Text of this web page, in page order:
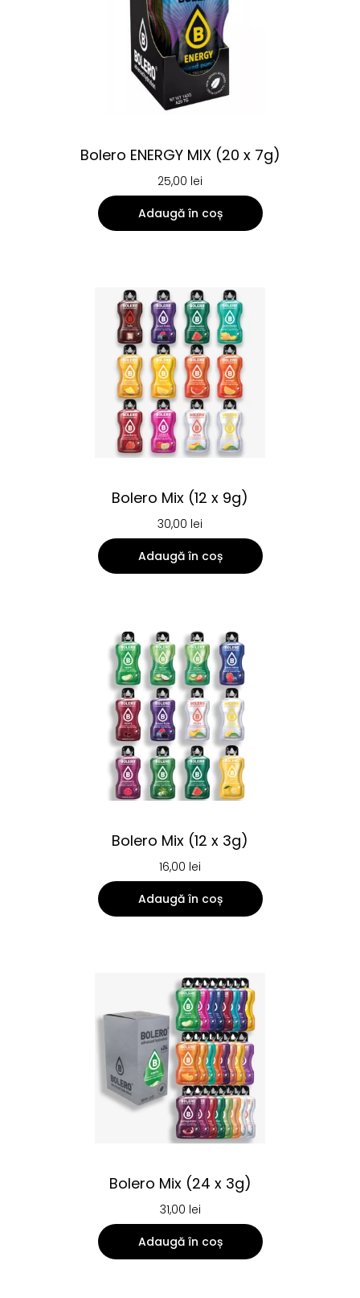
Bolero ENERGY MIX (20 x 7g)
25,00 lei
Adaugă în coș
Bolero Mix (12 x 9g)
30,00 lei
Adaugă în coș
Bolero Mix (12 x 3g)
16,00 lei
Adaugă în coș
Bolero Mix (24 x 3g)
31,00 lei
Adaugă în coș